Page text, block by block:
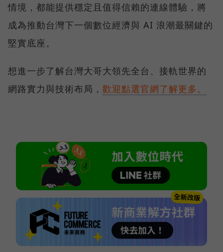
情境，都能提供穩定且值得信賴的連線體驗，將
成為推動台灣下一個數位經濟與 AI 浪潮最關鍵的
堅實底座。
想進一步了解台灣大哥大領先全台、接軌世界的
網路實力與技術布局， 歡迎點選官網了解更多。